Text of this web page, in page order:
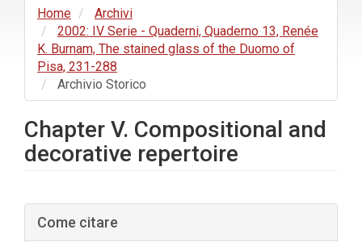
Home
Archivi
2002: IV Serie - Quaderni, Quaderno 13, Renée
K. Burnam, The stained glass of the Duomo of
Pisa, 231-288
Archivio Storico
Chapter V. Compositional and
decorative repertoire
Barra
laterale
Come citare